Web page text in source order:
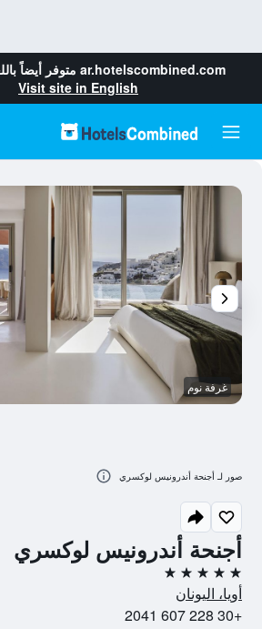
ar.hotelscombined.com متوفر أيضاً
Visit site in English
أجنحة أندرونيس لوكسري
5 نجوم
أويا، اليونان
+30 228 607 2041
غرفة نوم
صور لـ أجنحة أندرونيس لوكسري